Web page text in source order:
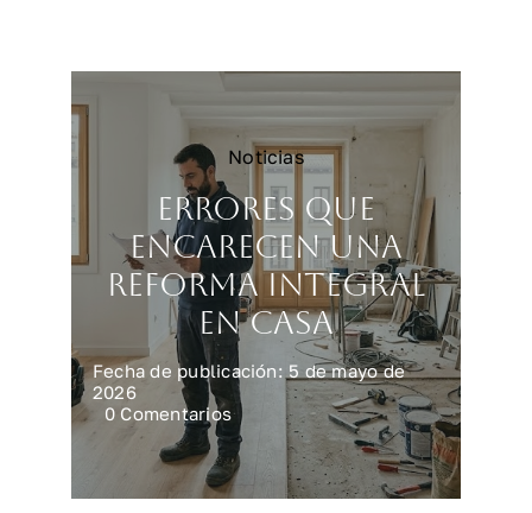
mejor
Noticias
Errores que
encarecen una
reforma integral
en casa
Fecha de publicación: 5 de mayo de
2026
0 Comentarioson
Errores
que
encarecen
una